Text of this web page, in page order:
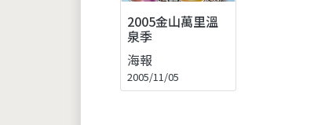
2005金山萬里溫
泉季
海報
2005/11/05